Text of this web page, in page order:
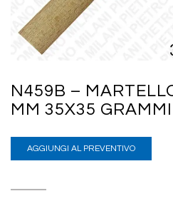
N459B –
MM 35X35
AGGIUNGI AL PREVENTIVO